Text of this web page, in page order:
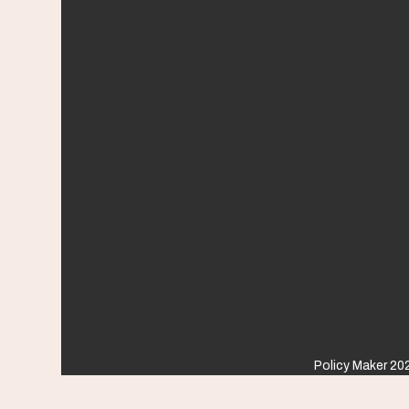
Policy Maker